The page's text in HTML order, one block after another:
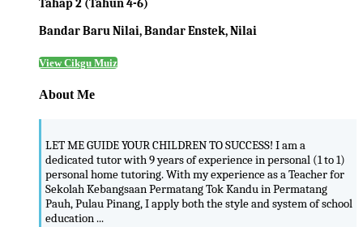
Tahap 2 (Tahun 4-6)
Bandar Baru Nilai, Bandar Enstek, Nilai
View Cikgu Muiz
About Me
LET ME GUIDE YOUR CHILDREN TO SUCCESS! I am a
dedicated tutor with 9 years of experience in personal (1 to 1)
personal home tutoring. With my experience as a Teacher for
Sekolah Kebangsaan Permatang Tok Kandu in Permatang
Pauh, Pulau Pinang, I apply both the style and system of school
education ...